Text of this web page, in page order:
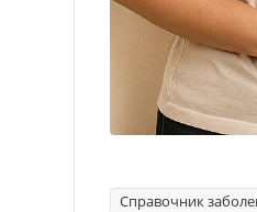
Справочник